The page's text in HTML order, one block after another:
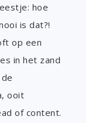
hoe
is dat?!
op een
in het zand
ooit
of content.